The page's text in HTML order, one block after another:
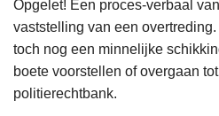
Opgelet! Een proces-verbaal
vaststelling van een
toch nog een minnelijke
boete voorstellen of overgaan
politierechtbank.